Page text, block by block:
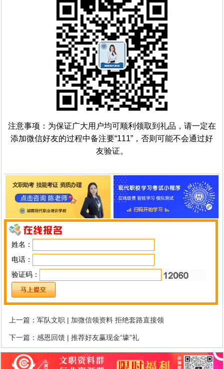
注意事项：为保证广大用户均可顺利领取到礼品，请一定在
添加微信好友的过程中备注要“111”，否则可能不会通过好
友验证。
姓名：
电话：
验证码：
上一篇： 军队文职 | 加微信领资料 拒绝套路直接领
下一篇： 感恩回馈 | 推荐好友赢现金“壕”礼